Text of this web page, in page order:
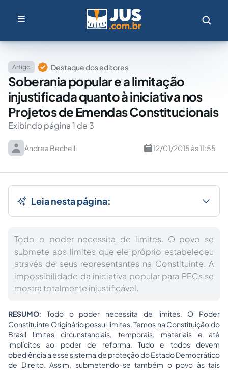
Artigo Destaque dos editores
Soberania popular e a limitação
injustificada quanto à iniciativa nos
Projetos de Emendas Constitucionais
Exibindo página 1 de 3
Andrea Bechelli 12/01/2015 às 11:55
Leia nesta página:
Todo o poder necessita de limites. O povo se
submete aos limites que ele próprio estabeleceu
através de seus representantes na Constituinte. A
impossibilidade da iniciativa popular para PECs se
mostra totalmente injustificável.
RESUMO: Todo o poder necessita de limites. O Poder
Constituinte Originário possui limites. Temos na Constituição do
Brasil limites circunstanciais, temporais, materiais e até
implícitos ao poder de reforma. Tudo e todos devem
obediência a esse sistema de proteção do Estado Democrático
de Direito. Assim, submetendo-se também o povo às tais